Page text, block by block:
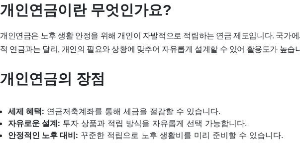
개인연금이란 무엇인가요?
개인연금은 노후 생활 안정을 위해 개인이 자발적으로 적립하는 연금 제도입니다. 국가
적 연금과는 달리, 개인의 필요와 상황에 맞추어 자유롭게 설계할 수 있어 활용도가 높습
개인연금의 장점
세제 혜택: 연금저축계좌를 통해 세금을 절감할 수 있습니다.
자유로운 설계: 투자 상품과 적립 방식을 자유롭게 선택 가능합니다.
안정적인 노후 대비: 꾸준한 적립으로 노후 생활비를 미리 준비할 수 있습니다.